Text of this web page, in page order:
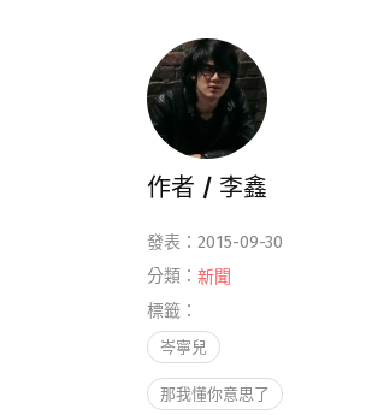
作者 / 李鑫
發表：2015-09-30
分類： 新聞
標籤：
岑寧兒
那我懂你意思了